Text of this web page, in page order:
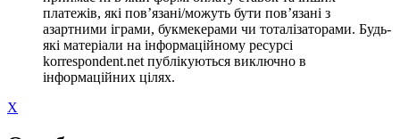
платежів, які пов’язані/можуть бути пов’язані з
азартними іграми, букмекерами чи тоталізаторами. Будь-
які матеріали на інформаційному ресурсі
korrespondent.net публікуються виключно в
інформаційних цілях.
X